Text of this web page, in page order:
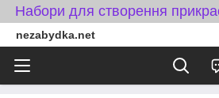
Набори для створення
nezabydka.net